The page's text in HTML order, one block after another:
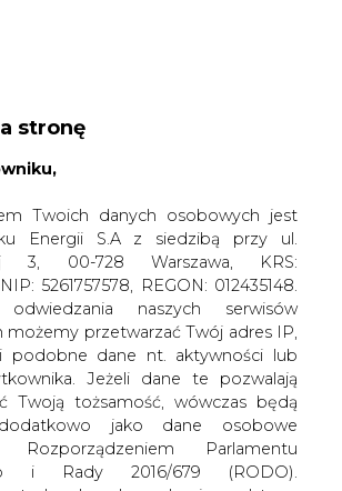
CIRE.TV
Twoich danych osobowych jest
3, 00-728 Warszawa, KRS:
naszych serwisów
przetwarzać Twój adres IP,
podobne dane nt. aktywności lub
Jeżeli dane te pozwalają
Twoją tożsamość, wówczas będą
jako dane osobowe
Parlamentu
i Rady 2016/679 (RODO).
tych danych, cele i podstawy
oraz inne informacje wymagane
w Polityce Prywatności